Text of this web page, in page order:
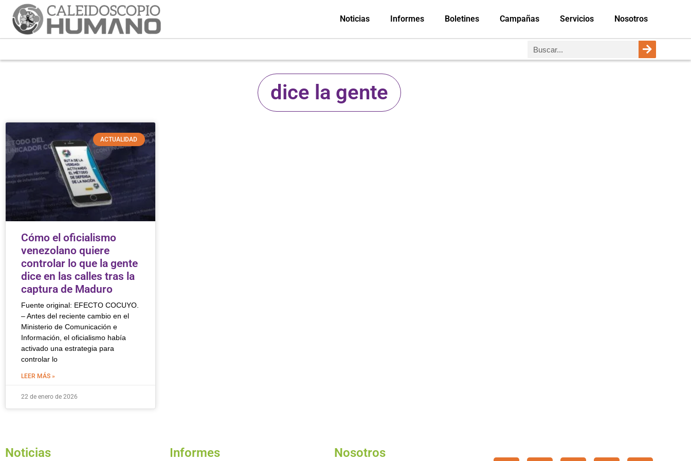
Noticias Informes Boletines Campañas Servicios Nosotros
dice la gente
ACTUALIDAD
Cómo el oficialismo
venezolano quiere
controlar lo que la gente
dice en las calles tras la
captura de Maduro
Fuente original: EFECTO COCUYO.
– Antes del reciente cambio en el
Ministerio de Comunicación e
Información, el oficialismo había
activado una estrategia para
controlar lo
LEER MÁS »
22 de enero de 2026
Noticias Informes Nosotros